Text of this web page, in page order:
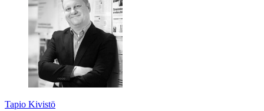
Tapio Kivistö